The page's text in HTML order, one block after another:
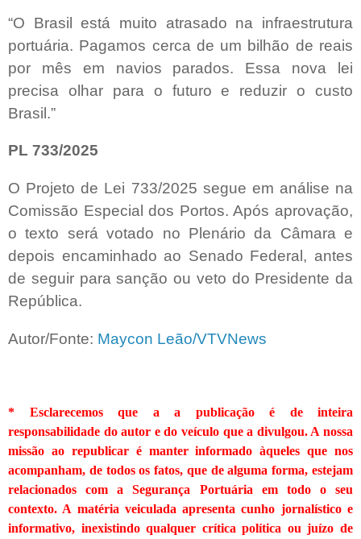
“O Brasil está muito atrasado na infraestrutura
portuária. Pagamos cerca de um bilhão de reais
por mês em navios parados. Essa nova lei
precisa olhar para o futuro e reduzir o custo
Brasil.”
PL 733/2025
O Projeto de Lei 733/2025 segue em análise na
Comissão Especial dos Portos. Após aprovação,
o texto será votado no Plenário da Câmara e
depois encaminhado ao Senado Federal, antes
de seguir para sanção ou veto do Presidente da
República.
Autor/Fonte: Maycon Leão/VTVNews
* Esclarecemos que a a publicação é de inteira
responsabilidade do autor e do veículo que a divulgou. A nossa
missão ao republicar é manter informado àqueles que nos
acompanham, de todos os fatos, que de alguma forma, estejam
relacionados com a Segurança Portuária em todo o seu
contexto. A matéria veiculada apresenta cunho jornalístico e
informativo, inexistindo qualquer críticapolítica ou juízo de